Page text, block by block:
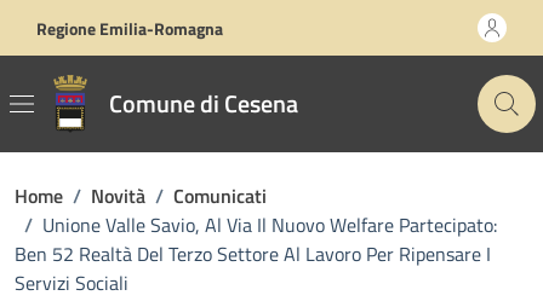
Regione Emilia-Romagna
Comune di Cesena
Home / Novità / Comunicati
/ Unione Valle Savio, Al Via Il Nuovo Welfare Partecipato:
Ben 52 Realtà Del Terzo Settore Al Lavoro Per Ripensare I
Servizi Sociali